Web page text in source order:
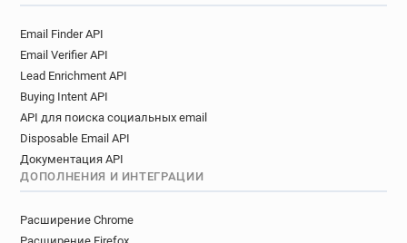
Email Finder API
Email Verifier API
Lead Enrichment API
Buying Intent API
API для поиска социальных email
Disposable Email API
Документация API
ДОПОЛНЕНИЯ И ИНТЕГРАЦИИ
Расширение Chrome